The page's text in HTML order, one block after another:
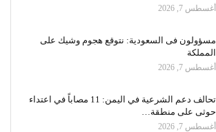
أغسطس 7, 2026
مسؤولون فى السعودية: نتوقع هجوم وشيك على
المملكة
أغسطس 7, 2026
تحالف دعم الشرعية في اليمن: 11 مصاباً في اعتداء
حوثى على منطقة…
أغسطس 7, 2026